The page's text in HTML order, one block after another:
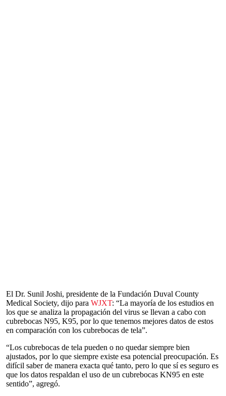
El Dr. Sunil Joshi, presidente de la Fundación Duval County
Medical Society, dijo para WJXT: “La mayoría de los estudios en
los que se analiza la propagación del virus se llevan a cabo con
cubrebocas N95, K95, por lo que tenemos mejores datos de estos
en comparación con los cubrebocas de tela”.
“Los cubrebocas de tela pueden o no quedar siempre bien
ajustados, por lo que siempre existe esa potencial preocupación. Es
difícil saber de manera exacta qué tanto, pero lo que sí es seguro es
que los datos respaldan el uso de un cubrebocas KN95 en este
sentido”, agregó.